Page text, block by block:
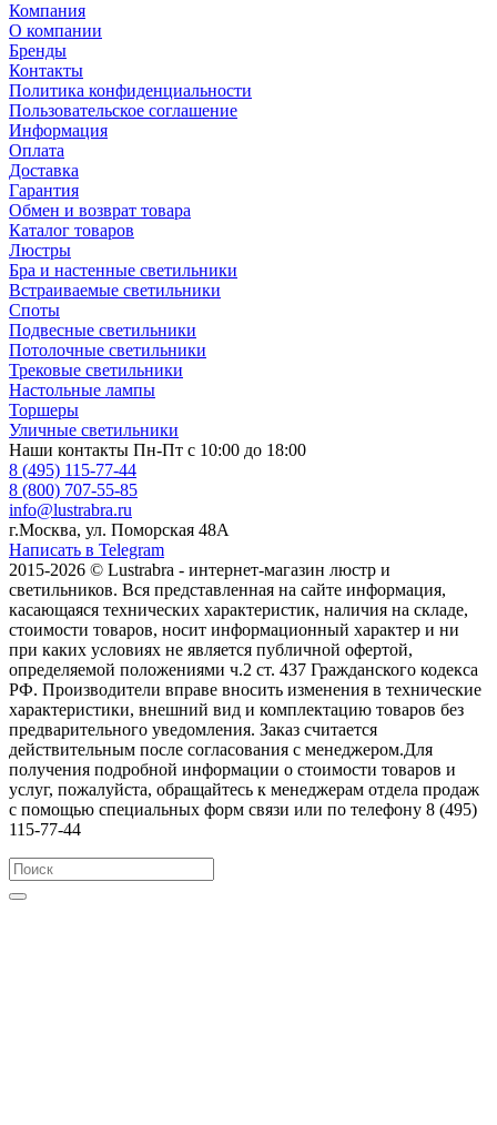
Компания
О компании
Бренды
Контакты
Политика конфиденциальности
Пользовательское соглашение
Информация
Оплата
Доставка
Гарантия
Обмен и возврат товара
Каталог товаров
Люстры
Бра и настенные светильники
Встраиваемые светильники
Споты
Подвесные светильники
Потолочные светильники
Трековые светильники
Настольные лампы
Торшеры
Уличные светильники
Наши контакты Пн-Пт с 10:00 до 18:00
8 (495) 115-77-44
8 (800) 707-55-85
info@lustrabra.ru
г.Москва, ул. Поморская 48А
Написать в Telegram
2015-2026 © Lustrabra - интернет-магазин люстр и
светильников. Вся представленная на сайте информация,
касающаяся технических характеристик, наличия на складе,
стоимости товаров, носит информационный характер и ни
при каких условиях не является публичной офертой,
определяемой положениями ч.2 ст. 437 Гражданского кодекса
РФ. Производители вправе вносить изменения в технические
характеристики, внешний вид и комплектацию товаров без
предварительного уведомления. Заказ считается
действительным после согласования с менеджером.Для
получения подробной информации о стоимости товаров и
услуг, пожалуйста, обращайтесь к менеджерам отдела продаж
с помощью специальных форм связи или по телефону 8 (495)
115-77-44